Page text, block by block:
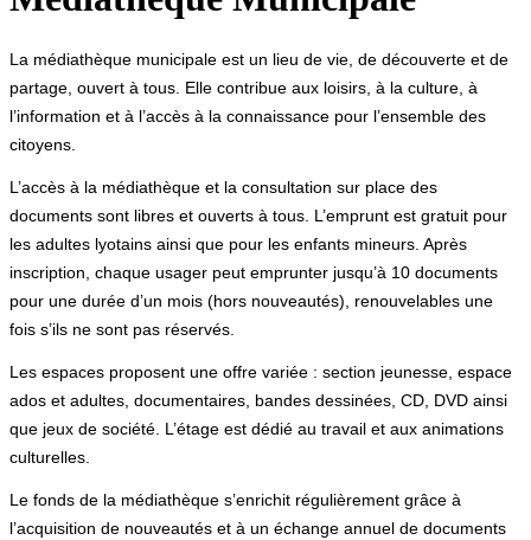
Association Des Parents d’Élèves
Aéro-GymESC du Melda section
La médiathèque municipale est un lieu de vie, de découverte et de
partage, ouvert à tous. Elle contribue aux loisirs, à la culture, à
l’information et à l’accès à la connaissance pour l’ensemble des
citoyens.
L’accès à la médiathèque et la consultation sur place des
documents sont libres et ouverts à tous. L’emprunt est gratuit pour
les adultes lyotains ainsi que pour les enfants mineurs. Après
inscription, chaque usager peut emprunter jusqu’à 10 documents
pour une durée d’un mois (hors nouveautés), renouvelables une
fois s’ils ne sont pas réservés.
Les espaces proposent une offre variée : section jeunesse, espace
ados et adultes, documentaires, bandes dessinées, CD, DVD ainsi
que jeux de société. L’étage est dédié au travail et aux animations
culturelles.
Le fonds de la médiathèque s’enrichit régulièrement grâce à
l’acquisition de nouveautés et à un échange annuel de documents